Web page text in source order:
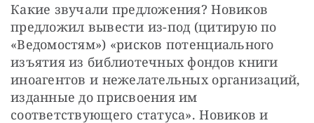
Какие звучали предложения? Новиков
предложил вывести из-под (цитирую по
«Ведомостям») «рисков потенциального
изъятия из библиотечных фондов книги
иноагентов и нежелательных организаций,
изданные до присвоения им
соответствующего статуса». Новиков и